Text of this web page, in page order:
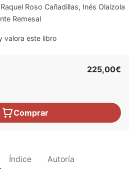
Raquel Roso Cañadillas, Inés Olaizola
Remesal
valora este libro
225,00€
Comprar
Índice Autoría